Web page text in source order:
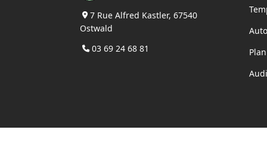
7 Rue Alfred Kastler, 67540
Ostwald
03 69 24 68 81